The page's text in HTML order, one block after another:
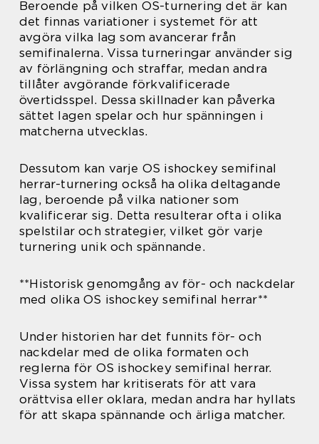
Beroende på vilken OS-turnering det är kan
det finnas variationer i systemet för att
avgöra vilka lag som avancerar från
semifinalerna. Vissa turneringar använder sig
av förlängning och straffar, medan andra
tillåter avgörande förkvalificerade
övertidsspel. Dessa skillnader kan påverka
sättet lagen spelar och hur spänningen i
matcherna utvecklas.
Dessutom kan varje OS ishockey semifinal
herrar-turnering också ha olika deltagande
lag, beroende på vilka nationer som
kvalificerar sig. Detta resulterar ofta i olika
spelstilar och strategier, vilket gör varje
turnering unik och spännande.
**Historisk genomgång av för- och nackdelar
med olika OS ishockey semifinal herrar**
Under historien har det funnits för- och
nackdelar med de olika formaten och
reglerna för OS ishockey semifinal herrar.
Vissa system har kritiserats för att vara
orättvisa eller oklara, medan andra har hyllats
för att skapa spännande och ärliga matcher.